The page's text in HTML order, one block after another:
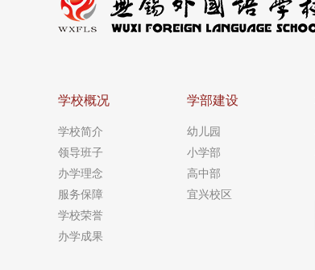
学校概况
学校简介
领导班子
办学理念
服务保障
学校荣誉
办学成果
学部建设
幼儿园
小学部
高中部
宜兴校区